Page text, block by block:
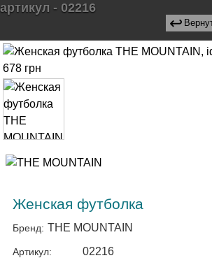
артикул - 02216
↩
Женская футболка
Бренд: THE MOUNTAIN
Артикул: 02216